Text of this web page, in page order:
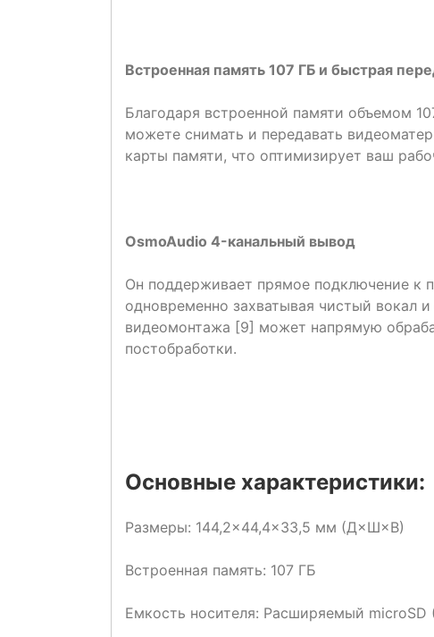
Встроенная память 107 ГБ и быстрая
Благодаря встроенной памяти объемом
можете снимать и передавать
карты памяти, что оптимизирует ваш
OsmoAudio 4-канальный вывод
Он поддерживает прямое подключение к
одновременно захватывая чистый вокал
видеомонтажа [9] может напрямую
постобработки.
Основные характеристики:
Размеры: 144,2×44,4×33,5 мм (Д×Ш×В)
Встроенная память: 107 ГБ
Емкость носителя: Расширяемый microSD